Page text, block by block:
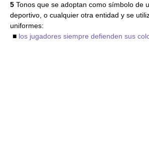
5 Tonos que se adoptan como símbolo de
deportivo, o cualquier otra entidad y se
uniformes:
■ los jugadores siempre defienden sus